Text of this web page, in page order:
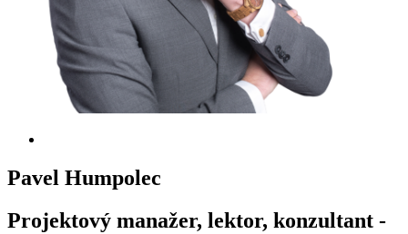
Pavel Humpolec
Projektový manažer, lektor, konzultant -